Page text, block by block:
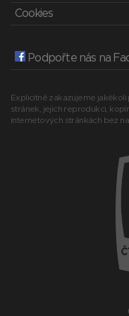
Cookies
Podpořte nás na
Explicitně zakazujeme
stránek, jejich reprodukci,
internetových stránkách bez